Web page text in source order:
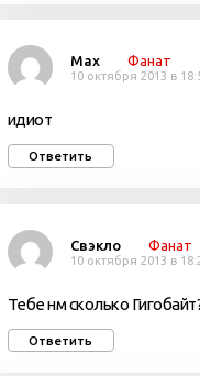
Max Фанат
10 октября 2013 в
идиот
Ответить
Свэкло Фанат
10 октября 2013 в
Тебе нм сколько
Ответить